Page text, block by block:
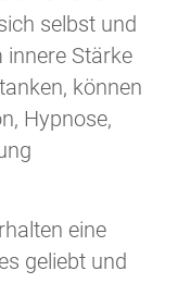
selbst und
innere Stärke
können
Hypnose,
eine
geliebt und